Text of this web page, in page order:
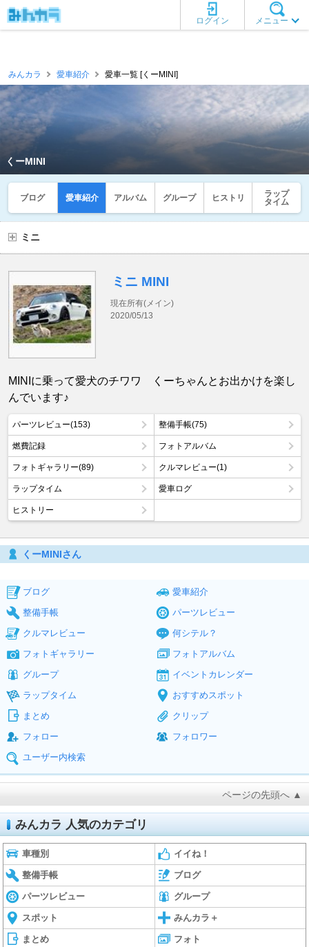
メニュー
ログイン
みんカラ 愛車紹介 愛車一覧 [くーMINI]
くーMINI
ブログ 愛車紹介 アルバム グループ ヒストリ
ラップ
タイム
ミニ
ミニ MINI
現在所有(メイン)
2020/05/13
MINIに乗って愛犬のチワワ くーちゃんとお出かけを楽し
んでいます♪
パーツレビュー(153) 整備手帳(75)
燃費記録 フォトアルバム
フォトギャラリー(89) クルマレビュー(1)
ラップタイム 愛車ログ
ヒストリー
くーMINIさん
ブログ
愛車紹介
整備手帳
パーツレビュー
クルマレビュー
何シテル？
フォトギャラリー
フォトアルバム
グループ
イベントカレンダー
ラップタイム
おすすめスポット
まとめ
クリップ
フォロー
フォロワー
ユーザー内検索
ページの先頭へ ▲
みんカラ 人気のカテゴリ
車種別 イイね！
整備手帳 ブログ
パーツレビュー グループ
スポット みんカラ＋
まとめ フォト